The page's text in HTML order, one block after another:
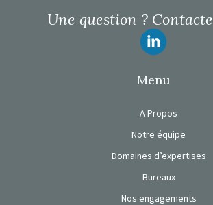
Une question ?
Menu
A Propos
Notre équipe
Domaines d’expertises
Bureaux
Nos engagements